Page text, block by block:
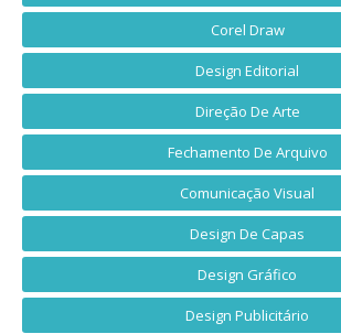
Corel Draw
Design Editorial
Direção De Arte
Fechamento De Arquivo
Comunicação Visual
Design De Capas
Design Gráfico
Design Publicitário